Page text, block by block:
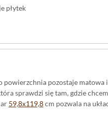
płytek
pozostaje matowa
sprawdzi się tam, gdzie
59,8x119,8cm pozwala na